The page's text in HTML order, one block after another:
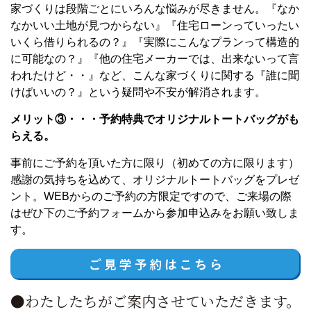
家づくりは段階ごとにいろんな悩みが尽きません。『なか
なかいい土地が見つからない』『住宅ローンっていったい
いくら借りられるの？』『実際にこんなプランって構造的
に可能なの？』『他の住宅メーカーでは、出来ないって言
われたけど・・』など、こんな家づくりに関する『誰に聞
けばいいの？』という疑問や不安が解消されます。
メリット③・・・予約特典でオリジナルトートバッグがも
らえる。
事前にご予約を頂いた方に限り（初めての方に限ります）
感謝の気持ちを込めて、オリジナルトートバッグをプレゼ
ント。WEBからのご予約の方限定ですので、ご来場の際
はぜひ下のご予約フォームから参加申込みをお願い致しま
す。
●わたしたちがご案内させていただきます。